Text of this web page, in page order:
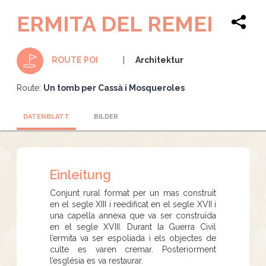
ERMITA DEL REMEI
ROUTE POI Architektur
Route: Un tomb per Cassà i Mosqueroles
DATENBLATT BILDER
Einleitung
Conjunt rural format per un mas construït
en el segle XIII i reedificat en el segle XVII i
una capella annexa que va ser construïda
en el segle XVIII. Durant la Guerra Civil
l’ermita va ser espoliada i els objectes de
culte es varen cremar. Posteriorment
l’església es va restaurar.